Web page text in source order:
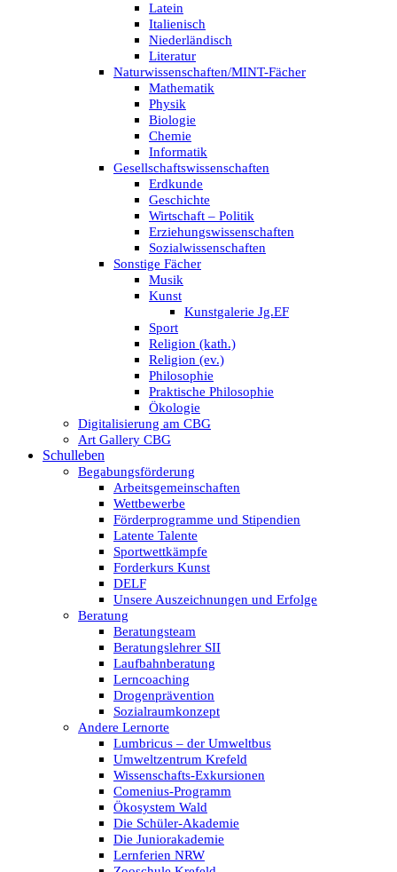
Latein
Italienisch
Niederländisch
Literatur
Naturwissenschaften/MINT-Fächer
Mathematik
Physik
Biologie
Chemie
Informatik
Gesellschaftswissenschaften
Erdkunde
Geschichte
Wirtschaft – Politik
Erziehungswissenschaften
Sozialwissenschaften
Sonstige Fächer
Musik
Kunst
Kunstgalerie Jg.EF
Sport
Religion (kath.)
Religion (ev.)
Philosophie
Praktische Philosophie
Ökologie
Digitalisierung am CBG
Art Gallery CBG
Schulleben
Begabungsförderung
Arbeitsgemeinschaften
Wettbewerbe
Förderprogramme und Stipendien
Latente Talente
Sportwettkämpfe
Forderkurs Kunst
DELF
Unsere Auszeichnungen und Erfolge
Beratung
Beratungsteam
Beratungslehrer SII
Laufbahnberatung
Lerncoaching
Drogenprävention
Sozialraumkonzept
Andere Lernorte
Lumbricus – der Umweltbus
Umweltzentrum Krefeld
Wissenschafts-Exkursionen
Comenius-Programm
Ökosystem Wald
Die Schüler-Akademie
Die Juniorakademie
Lernferien NRW